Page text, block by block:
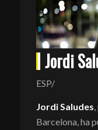
Jordi
ESP/
Jordi Saludes
Barcelona, ha